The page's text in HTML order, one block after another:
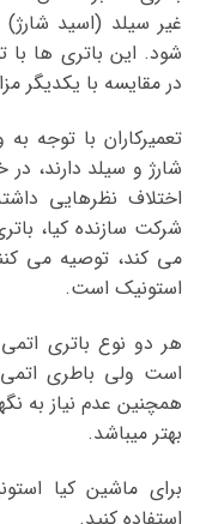
غیر سیلد (اسید
شود. این باتری ها با
در مقایسه با یکدیگر
تعمیرکاران با توجه
شارژ و سیلد دارند،
اختلاف نظرهایی
شرکت سازنده کیا،
می کند، توصیه می
استونیک است.
هر دو نوع باتری
است ولی باطری
همچنین عدم نیاز به
بهتر میباشد.
برای ماشین کیا